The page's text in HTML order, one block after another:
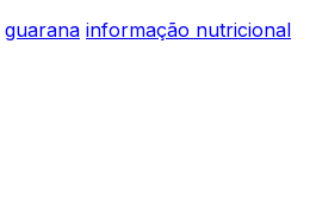
guarana informação nutricional